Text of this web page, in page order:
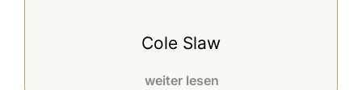
Cole Slaw
weiter lesen